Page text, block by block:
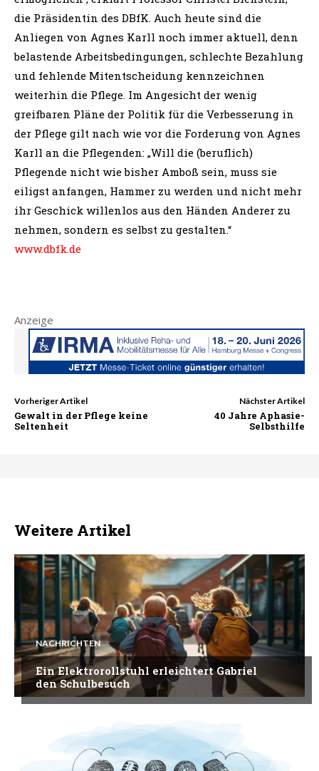
die Präsidentin des DBfK. Auch heute sind die
Anliegen von Agnes Karll noch immer aktuell, denn
belastende Arbeitsbedingungen, schlechte Bezahlung
und fehlende Mitentscheidung kennzeichnen
weiterhin die Pflege. Im Angesicht der wenig
greifbaren Pläne der Politik für die Verbesserung in
der Pflege gilt nach wie vor die Forderung von Agnes
Karll an die Pflegenden: „Will die (beruflich)
Pflegende nicht wie bisher Amboß sein, muss sie
eiligst anfangen, Hammer zu werden und nicht mehr
ihr Geschick willenlos aus den Händen Anderer zu
nehmen, sondern es selbst zu gestalten.“
www.dbfk.de
Anzeige
Vorheriger Artikel
Gewalt in der Pflege keine
Seltenheit
Nächster Artikel
40 Jahre Aphasie-
Selbsthilfe
Weitere Artikel
NACHRICHTEN
Ein Elektrorollstuhl erleichtert Gabriel
den Schulbesuch